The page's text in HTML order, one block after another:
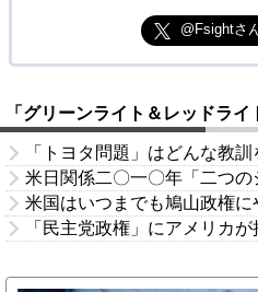
@Fsightさ
「グリーンライト＆レッドラ
「トヨタ問題」はどんな教
米日関係二〇一〇年「二つの
米国はいつまでも鳩山政権に
「民主党政権」にアメリカ